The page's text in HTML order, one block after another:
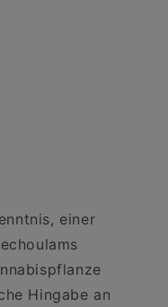
einer
Hingabe an